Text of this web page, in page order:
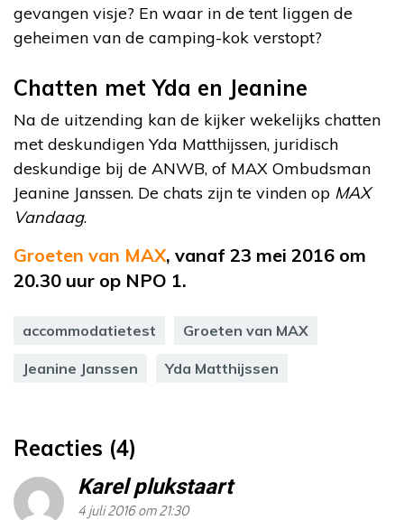
gevangen visje? En waar in de tent liggen de
geheimen van de camping-kok verstopt?
Chatten met Yda en Jeanine
Na de uitzending kan de kijker wekelijks chatten
met deskundigen Yda Matthijssen, juridisch
deskundige bij de ANWB, of MAX Ombudsman
Jeanine Janssen. De chats zijn te vinden op MAX
Vandaag.
Groeten van MAX, vanaf 23 mei 2016 om
20.30 uur op NPO 1.
accommodatietest Groeten van MAX
Jeanine Janssen Yda Matthijssen
Reacties (4)
Karel plukstaart
4 juli 2016 om 21:30